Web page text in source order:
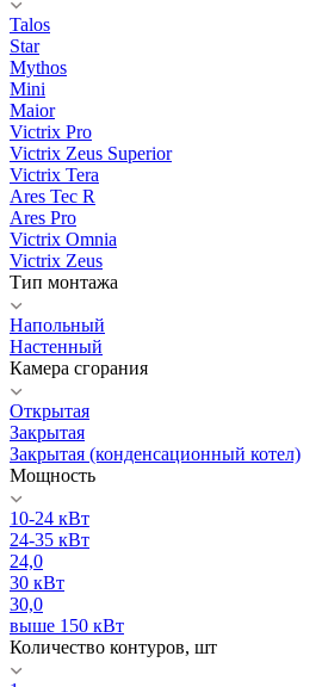
Talos
Star
Mythos
Mini
Maior
Victrix Pro
Victrix Zeus Superior
Victrix Tera
Ares Tec R
Ares Pro
Victrix Omnia
Victrix Zeus
Тип монтажа
Напольный
Настенный
Камера сгорания
Открытая
Закрытая
Закрытая (конденсационный котел)
Мощность
10-24 кВт
24-35 кВт
24,0
30 кВт
30,0
выше 150 кВт
Количество контуров, шт